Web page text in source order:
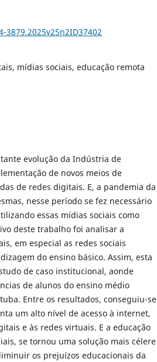
mídias sociais, educação remota
evolução da Indústria de
de novos meios de
de redes digitais. E, a pandemia da
nesse período se fez necessário
essas mídias sociais como
deste trabalho foi analisar a
em especial as redes sociais
do ensino básico. Assim, esta
de caso institucional, aonde
de alunos do ensino médio
Entre os resultados, conseguiu-se
um alto nível de acesso à internet,
e às redes virtuais. E a educação
se tornou uma solução mais célere
os prejuízos educacionais da